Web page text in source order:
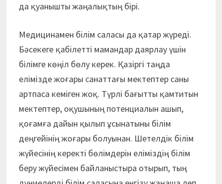
да қуанышты жаңалықтың бірі.
Медицинамен білім саласы да қатар жүреді.
Бәсекеге қабілетті мамандар даярлау үшін
білімге көңіл бөлу керек. Қазіргі таңда
елімізде жоғары санаттағы мектептер саны
артпаса кеміген жоқ. Түрлі бағытты қамтитын
мектептер, оқушының потенциалын ашып,
қоғамға дайын қылып ұсынатыны білім
деңгейінің жоғары болуынан. Шетелдік білім
жүйесінің керекті бөлімдерін еліміздің білім
беру жүйесімен байланыстыра отырып, тың